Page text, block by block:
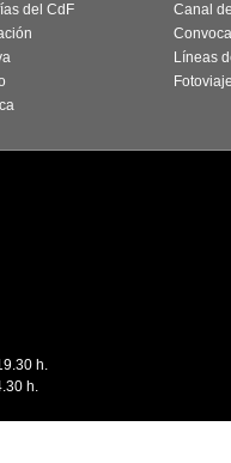
del CdF
Canal
Líneas
h.
h.